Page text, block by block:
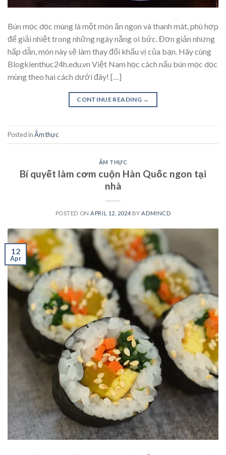
Bún mọc dọc mùng là một món ăn ngon và thanh mát, phù hợp
để giải nhiệt trong những ngày nắng oi bức. Đơn giản nhưng
hấp dẫn, món này sẽ làm thay đổi khẩu vị của bạn. Hãy cùng
Blogkienthuc24h.edu.vn Việt Nam học cách nấu bún mọc dọc
mùng theo hai cách dưới đây! […]
CONTINUE READING →
Posted inẨm thực
ẨM THỰC
Bí quyết làm cơm cuộn Hàn Quốc ngon tại
nhà
POSTED ONAPRIL 12, 2024 BYADMINCD
12
Apr